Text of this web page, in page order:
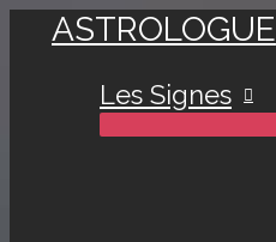
Aller
contenu
ASTROLOGUE
Les Signes